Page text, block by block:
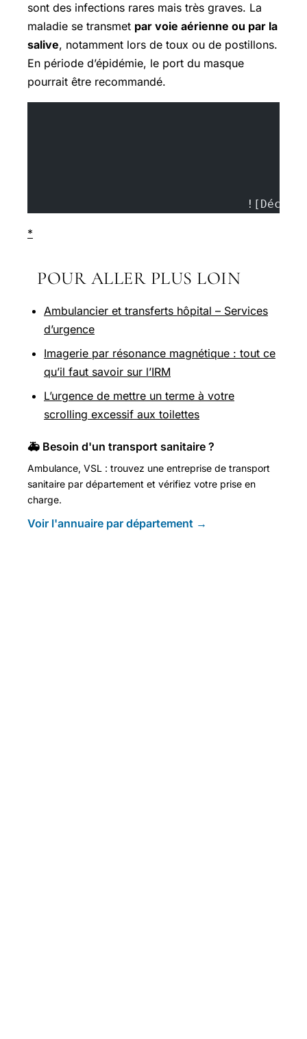
sont des infections rares mais très graves. La
maladie se transmet par voie aérienne ou par la
salive, notamment lors de toux ou de postillons.
En période d’épidémie, le port du masque
pourrait être recommandé.
*
POUR ALLER PLUS LOIN
Ambulancier et transferts hôpital – Services
d’urgence
Imagerie par résonance magnétique : tout ce
qu’il faut savoir sur l’IRM
L’urgence de mettre un terme à votre
scrolling excessif aux toilettes
🚑 Besoin d'un transport sanitaire ?
Ambulance, VSL : trouvez une entreprise de transport
sanitaire par département et vérifiez votre prise en
charge.
Voir l'annuaire par département →